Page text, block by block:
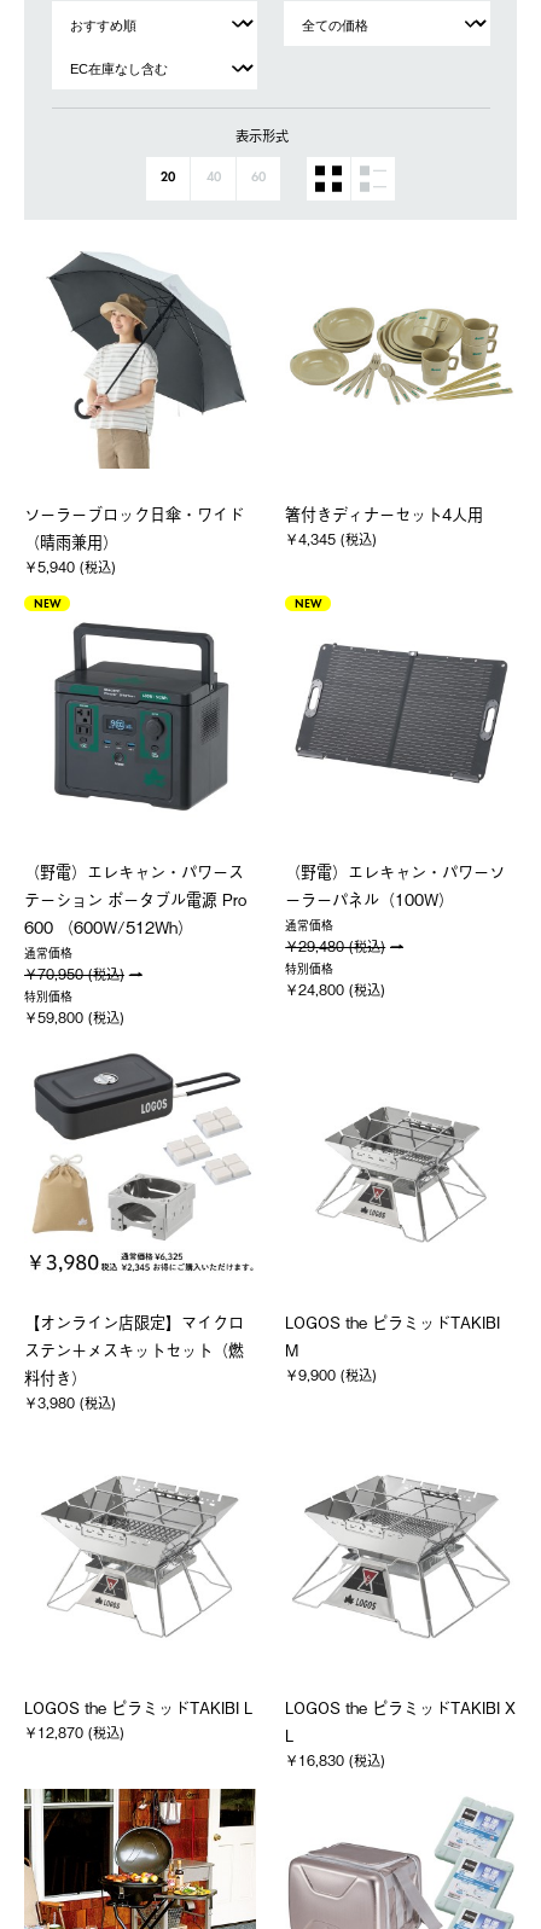
表示形式
20 40 60
ソーラーブロック日傘・ワイド
（晴雨兼用）
￥5,940 (税込)
箸付きディナーセット4人用
￥4,345 (税込)
NEW
（野電）エレキャン・パワース
テーション ポータブル電源 Pro
600 （600W/512Wh）
通常価格
￥70,950 (税込)
特別価格
￥59,800 (税込)
NEW
（野電）エレキャン・パワーソ
ーラーパネル（100W）
通常価格
￥29,480 (税込)
特別価格
￥24,800 (税込)
【オンライン店限定】マイクロ
ステン＋メスキットセット（燃
料付き）
￥3,980 (税込)
LOGOS the ピラミッドTAKIBI
M
￥9,900 (税込)
LOGOS the ピラミッドTAKIBI L
￥12,870 (税込)
LOGOS the ピラミッドTAKIBI X
L
￥16,830 (税込)